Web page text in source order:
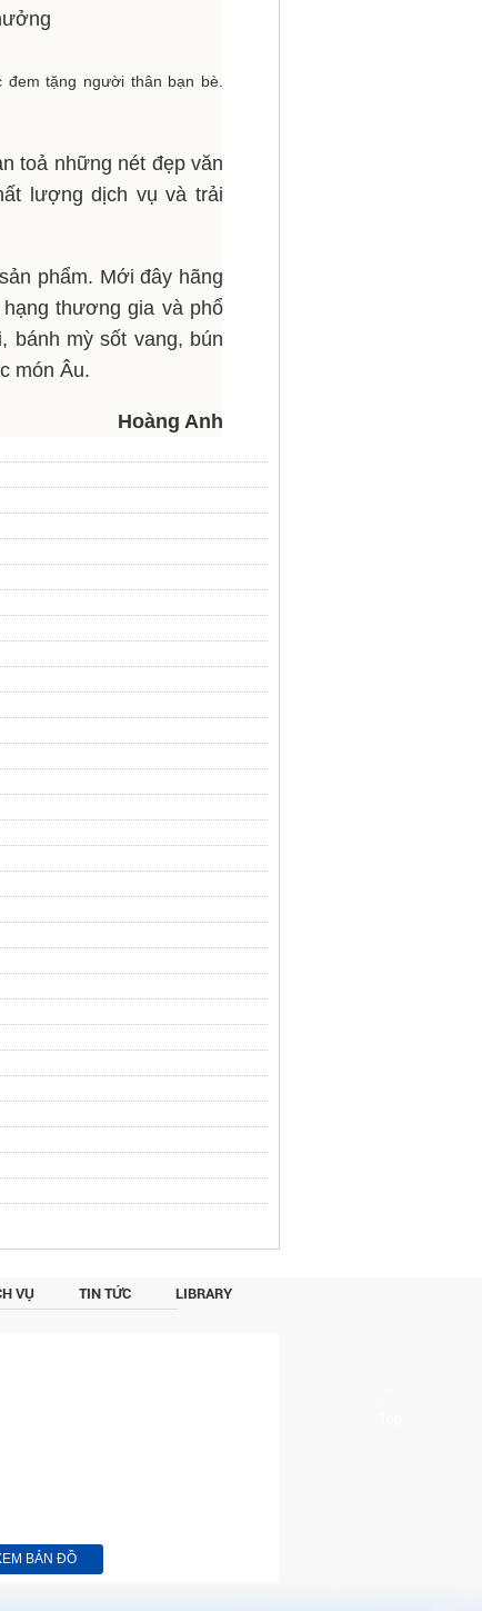
tặng người thân bạn bè.
toả những nét đẹp văn
lượng dịch vụ và trải
phẩm. Mới đây hãng
thương gia và phổ
bánh mỳ sốt vang, bún
món Âu.
Hoàng Anh
VỤ TIN TỨC
LIBRARY
BẢN ĐỒ